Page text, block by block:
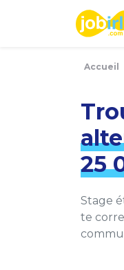
Accueil
25
Stage
te
Panneau de gestion